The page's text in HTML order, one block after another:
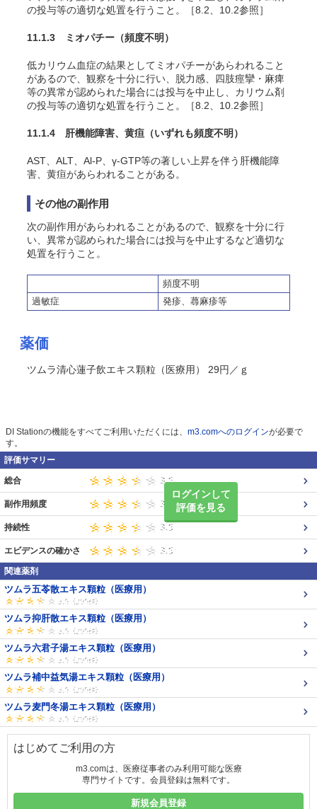
の投与等の適切な処置を行うこと。［8.2、10.2参照］
11.1.3 ミオパチー （頻度不明）
低カリウム血症の結果としてミオパチーがあらわれること
があるので、観察を十分に行い、脱力感、四肢痙攣・麻痺
等の異常が認められた場合には投与を中止し、カリウム剤
の投与等の適切な処置を行うこと。［8.2、10.2参照］
11.1.4 肝機能障害、黄疸 （いずれも頻度不明）
AST、ALT、Al-P、γ-GTP等の著しい上昇を伴う肝機能障
害、黄疸があらわれることがある。
その他の副作用
次の副作用があらわれることがあるので、観察を十分に行
い、異常が認められた場合には投与を中止するなど適切な
処置を行うこと。
頻度不明
過敏症
発疹、蕁麻疹等
薬価
ツムラ清心蓮子飲エキス顆粒（医療用） 29円／ｇ
DI Stationの機能をすべてご利用いただくには、 m3.comへのログインが必要で
す。
評価サマリー
ログインして
評価を見る
総合
副作用頻度
持続性
エビデンスの確かさ
関連薬剤
ツムラ五苓散エキス顆粒（医療用）
ツムラ抑肝散エキス顆粒（医療用）
ツムラ六君子湯エキス顆粒（医療用）
ツムラ補中益気湯エキス顆粒（医療用）
ツムラ麦門冬湯エキス顆粒（医療用）
はじめてご利用の方
m3.comは、医療従事者のみ利用可能な医療
専門サイトです。会員登録は無料です。
新規会員登録